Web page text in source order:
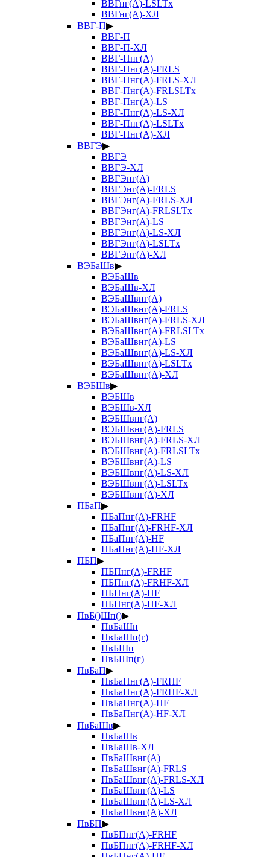
ВВГнг(А)-LSLTx
ВВГнг(А)-ХЛ
ВВГ-П▶
ВВГ-П
ВВГ-П-ХЛ
ВВГ-Пнг(А)
ВВГ-Пнг(А)-FRLS
ВВГ-Пнг(А)-FRLS-ХЛ
ВВГ-Пнг(А)-FRLSLTx
ВВГ-Пнг(А)-LS
ВВГ-Пнг(А)-LS-ХЛ
ВВГ-Пнг(А)-LSLTx
ВВГ-Пнг(А)-ХЛ
ВВГЭ▶
ВВГЭ
ВВГЭ-ХЛ
ВВГЭнг(А)
ВВГЭнг(А)-FRLS
ВВГЭнг(А)-FRLS-ХЛ
ВВГЭнг(А)-FRLSLTx
ВВГЭнг(А)-LS
ВВГЭнг(А)-LS-ХЛ
ВВГЭнг(А)-LSLTx
ВВГЭнг(А)-ХЛ
ВЭБаШв▶
ВЭБаШв
ВЭБаШв-ХЛ
ВЭБаШвнг(А)
ВЭБаШвнг(А)-FRLS
ВЭБаШвнг(А)-FRLS-ХЛ
ВЭБаШвнг(А)-FRLSLTx
ВЭБаШвнг(А)-LS
ВЭБаШвнг(А)-LS-ХЛ
ВЭБаШвнг(А)-LSLTx
ВЭБаШвнг(А)-ХЛ
ВЭБШв▶
ВЭБШв
ВЭБШв-ХЛ
ВЭБШвнг(А)
ВЭБШвнг(А)-FRLS
ВЭБШвнг(А)-FRLS-ХЛ
ВЭБШвнг(А)-FRLSLTx
ВЭБШвнг(А)-LS
ВЭБШвнг(А)-LS-ХЛ
ВЭБШвнг(А)-LSLTx
ВЭБШвнг(А)-ХЛ
ПБаП▶
ПБаПнг(А)-FRHF
ПБаПнг(А)-FRHF-ХЛ
ПБаПнг(А)-HF
ПБаПнг(А)-HF-ХЛ
ПБП▶
ПБПнг(А)-FRHF
ПБПнг(А)-FRHF-ХЛ
ПБПнг(А)-HF
ПБПнг(А)-HF-ХЛ
ПвБ()Шп()▶
ПвБаШп
ПвБаШп(г)
ПвБШп
ПвБШп(г)
ПвБаП▶
ПвБаПнг(А)-FRHF
ПвБаПнг(А)-FRHF-ХЛ
ПвБаПнг(А)-HF
ПвБаПнг(А)-HF-ХЛ
ПвБаШв▶
ПвБаШв
ПвБаШв-ХЛ
ПвБаШвнг(А)
ПвБаШвнг(А)-FRLS
ПвБаШвнг(А)-FRLS-ХЛ
ПвБаШвнг(А)-LS
ПвБаШвнг(А)-LS-ХЛ
ПвБаШвнг(А)-ХЛ
ПвБП▶
ПвБПнг(А)-FRHF
ПвБПнг(А)-FRHF-ХЛ